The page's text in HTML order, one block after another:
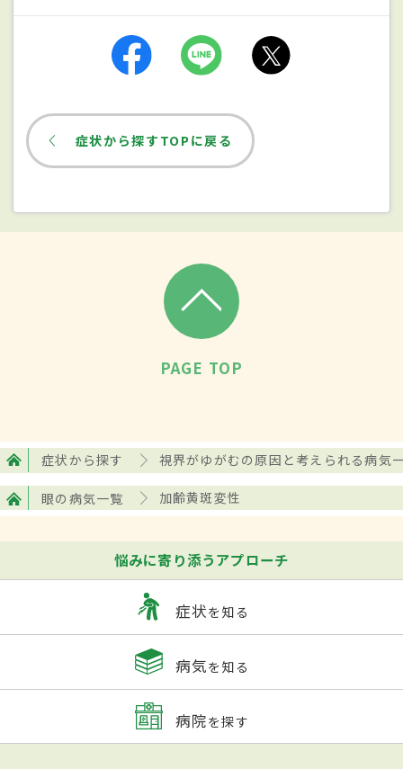
合った後に視神経を通って脳に伝わるた
め、細かいものを見るために非常に重要な
部分である。
症状
し、網膜がゆがんだ場合、ゆがんだスク
に、ゆがんだ網膜に映った景色はゆがんで
見える。網膜の中心部分にある黄斑部分は
変性し障害されると視界の中心部分がゆが
文字を読んだり看板を見たりするのも難し
くなり、生活面においては免許の更新も難
しくなる。視力の低下は段階的に進んでい
こった場合には突然急激に視力が低下する
場合もある。症状が進むと色覚にも異常が
出て、色がわからなくなることがある。一
般的に萎縮型よりも滲出型の方が病気の進
行が早く、視力の低下や症状も重くなるこ
症状から探すTOPに戻る
PAGE TOP
症状から探す 視界がゆがむの原因と考えられる病気
眼の病気一覧 加齢黄斑変性
悩みに寄り添うアプローチ
症状を知る
病気を知る
病院を探す